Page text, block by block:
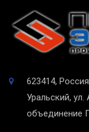
623414,
Уральский,
объединение